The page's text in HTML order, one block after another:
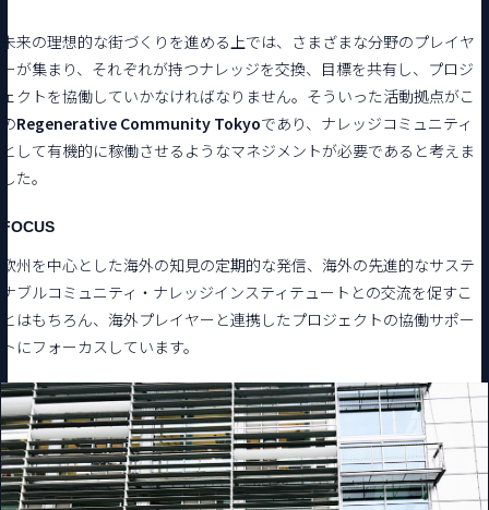
未来の理想的な街づくりを進める上では、さまざまな分野のプレイヤ
ーが集まり、それぞれが持つナレッジを交換、目標を共有し、プロジ
ェクトを協働していかなければなりません。そういった活動拠点がこ
のRegenerative Community Tokyoであり、ナレッジコミュニティ
として有機的に稼働させるようなマネジメントが必要であると考えま
した。
FOCUS
欧州を中心とした海外の知見の定期的な発信、海外の先進的なサステ
ナブルコミュニティ・ナレッジインスティテュートとの交流を促すこ
とはもちろん、海外プレイヤーと連携したプロジェクトの協働サポー
トにフォーカスしています。